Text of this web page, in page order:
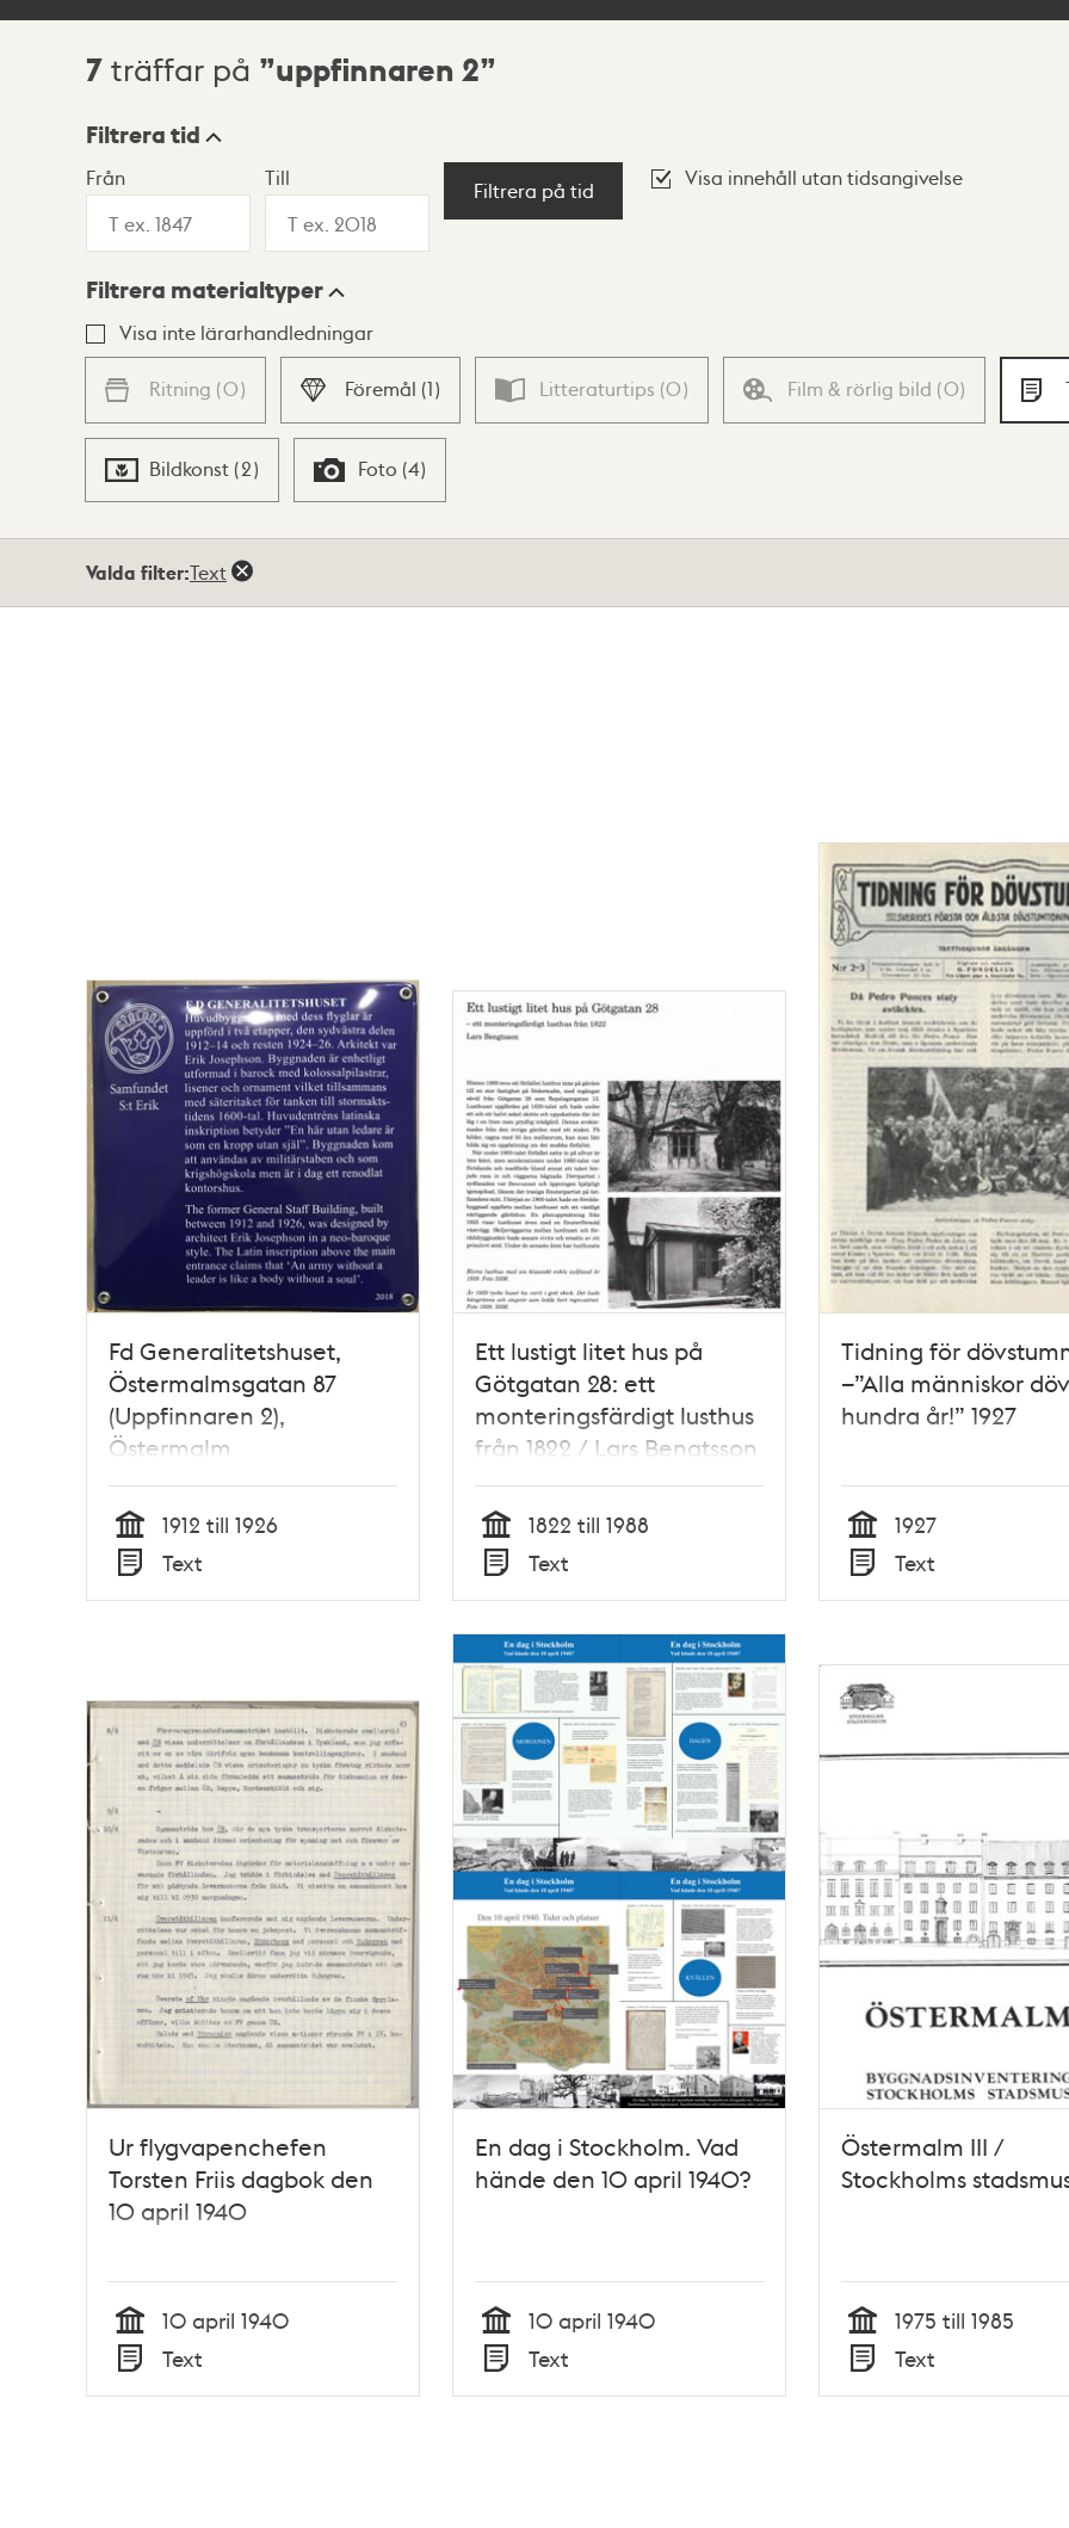
Sökresultat
7 träffar på uppfinnaren 2
Visningsläge
Lista Karta
Filtrera tid
Från Till
Filtrera på tid
Visa innehåll utan tidsangivelse
Filtrera materialtyper
Visa inte lärarhandledningar
Ritning (0) Föremål (1) Litteraturtips (0) Film & rörlig bild (0)
Bildkonst (2) Foto (4)
Valda filter:Text
Fd Generalitetshuset,
Östermalmsgatan 87
(Uppfinnaren 2),
Östermalm
Tid
1912 till 1926
Typ
Text
Ett lustigt litet hus på
Götgatan 28: ett
monteringsfärdigt lusthus
från 1822 / Lars Bengtsson
Tid
1822 till 1988
Typ
Text
Tidning för
–”Alla människor
hundra år!” 1927
Tid
1927
Typ
Text
Ur flygvapenchefen
Torsten Friis dagbok den
10 april 1940
Tid
10 april 1940
Typ
Text
En dag i Stockholm. Vad
hände den 10 april 1940?
Tid
10 april 1940
Typ
Text
Östermalm III /
Stockholms
Tid
1975 till 1985
Typ
Text